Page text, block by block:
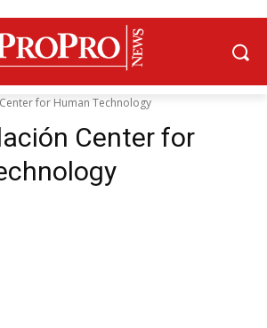
for Human Technology
Center for